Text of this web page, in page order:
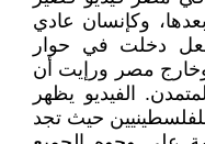
وكإنسان عادي
دخلت في حوار
مصر ورإيت أن
الفيديو يظهر
حيث تجد